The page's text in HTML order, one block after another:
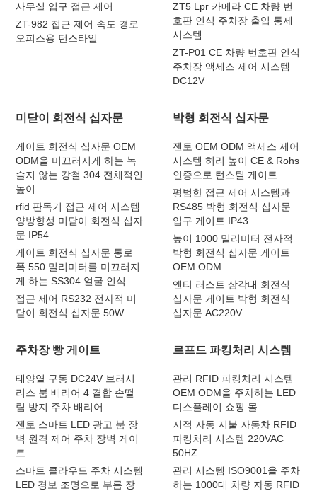
사무실 입구 접근 제어
ZT-982 접근 제어 속도 경로
오피스용 턴스타일
ZT5 Lpr 카메라 CE 차량 번
호판 인식 주차장 출입 통제
시스템
ZT-P01 CE 차량 번호판 인식
주차장 액세스 제어 시스템
DC12V
미닫이 회전식 십자문
게이트 회전식 십자문 OEM
ODM을 미끄러지게 하는 녹
슬지 않는 강철 304 전체적인
높이
rfid 판독기 접근 제어 시스템
양방향성 미닫이 회전식 십자
문 IP54
게이트 회전식 십자문 통로
폭 550 밀리미터를 미끄러지
게 하는 SS304 얼굴 인식
접근 제어 RS232 전자적 미
닫이 회전식 십자문 50W
박형 회전식 십자문
젠토 OEM ODM 액세스 제어
시스템 허리 높이 CE & Rohs
인증으로 턴스틸 게이트
평범한 접근 제어 시스템과
RS485 박형 회전식 십자문
입구 게이트 IP43
높이 1000 밀리미터 전자적
박형 회전식 십자문 게이트
OEM ODM
앤티 러스트 삼각대 회전식
십자문 게이트 박형 회전식
십자문 AC220V
주차장 빵 게이트
태양열 구동 DC24V 브러시
리스 붐 배리어 4 결합 손떨
림 방지 주차 배리어
젠토 스마트 LED 광고 붐 장
벽 원격 제어 주차 장벽 게이
트
스마트 클라우드 주차 시스템
LED 경보 조명으로 부름 장
르프드 파킹처리 시스템
관리 RFID 파킹처리 시스템
OEM ODM을 주차하는 LED
디스플레이 쇼핑 몰
지적 자동 지불 자동차 RFID
파킹처리 시스템 220VAC
50HZ
관리 시스템 ISO9001을 주차
하는 1000대 차량 자동 RFID